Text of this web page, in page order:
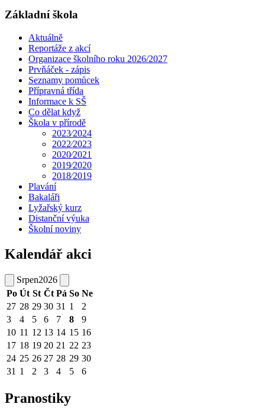
Základní škola
Aktuálně
Reportáže z akcí
Organizace školního roku 2026/2027
Prvňáček - zápis
Seznamy pomůcek
Přípravná třída
Informace k SŠ
Co dělat když
Škola v přírodě
2023⁄2024
2022⁄2023
2020⁄2021
2019⁄2020
2018⁄2019
Plavání
Bakaláři
Lyžařský kurz
Distanční výuka
Školní noviny
Kalendář akci
Srpen2026
Po Út St Čt Pá So Ne
27 28 29 30 31 1
2
3
4 5 6 7 8
9
10 11 12 13 14 15 16
17 18 19 20 21 22 23
24 25 26 27 28 29 30
31 1 2 3 4 5 6
Pranostiky